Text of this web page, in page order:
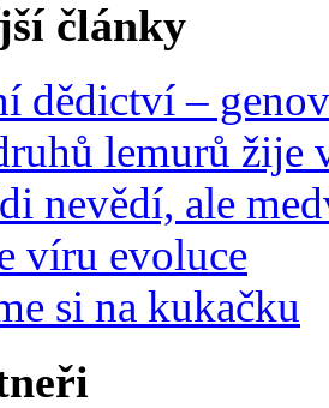
články
dědictví –
lemurů žije
nevědí, ale
víru evoluce
si na kukačku